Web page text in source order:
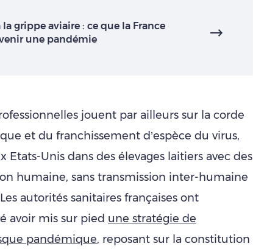
la grippe aviaire : ce que la France
une pandémie
jouent par ailleurs sur la corde
et du franchissement d’espèce du virus,
Etats-Unis dans des élevages laitiers avec des
humaine, sans transmission inter-humaine
autorités sanitaires françaises ont
avoir mis sur pied une stratégie de
pandémique, reposant sur la constitution